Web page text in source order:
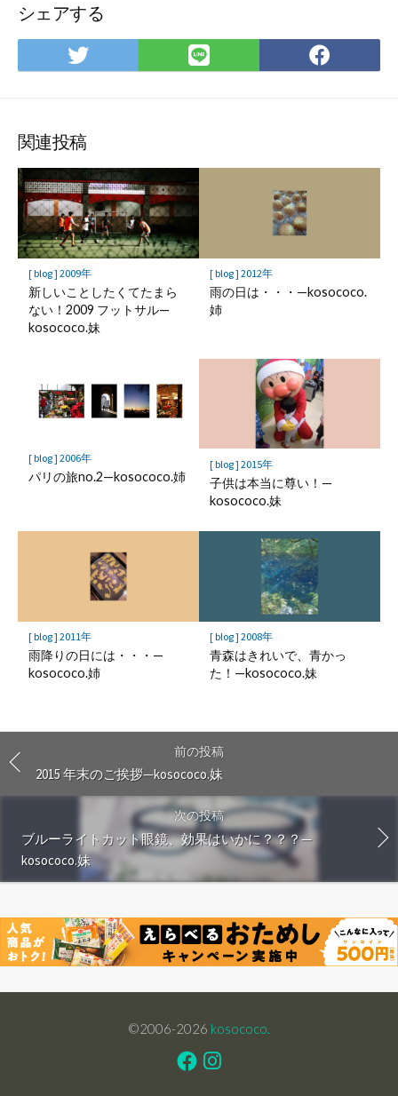
シェアする
Twitter
で
LINE
で
で
関連投稿
[ blog ] 2009年
新しいことしたくてたまら
ない！2009 フットサル—
kosococo.妹
[ blog ] 2012年
雨の日は・・・—kosococo.
姉
[ blog ] 2006年
パリの旅no.2—kosococo.姉
[ blog ] 2015年
子供は本当に尊い！—
kosococo.妹
[ blog ] 2011年
雨降りの日には・・・—
kosococo.姉
[ blog ] 2008年
青森はきれいで、青かっ
た！—kosococo.妹
前の投稿
2015 年末のご挨拶—kosococo.妹
次の投稿
ブルーライトカット眼鏡、効果はいかに？？？—
kosococo.妹
©2006-2026 kosococo.
FacebookInstagram